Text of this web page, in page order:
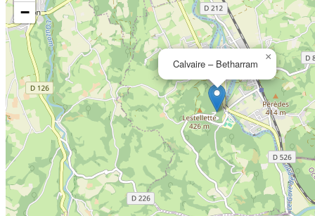
Calvaire – Betharram
×
−